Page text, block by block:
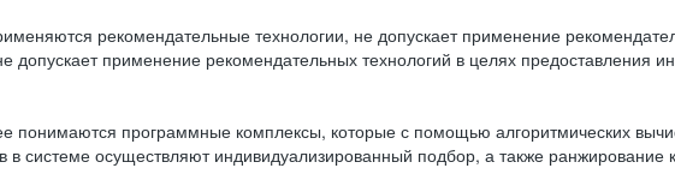
рекомендательные технологии, не допускает применение
допускает применение рекомендательных технологий в целях предоставления
понимаются программные комплексы, которые с помощью алгоритмических
в системе осуществляют индивидуализированный подбор, а также ранжирование